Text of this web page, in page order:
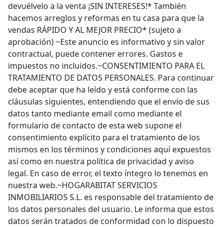
devuélvelo a la venta ¡SIN INTERESES!* También
hacemos arreglos y reformas en tu casa para que la
vendas RÁPIDO Y AL MEJOR PRECIO* (sujeto a
aprobación) ~Este anuncio es informativo y sin valor
contractual, puede contener errores. Gastos e
impuestos no incluidos.~CONSENTIMIENTO PARA EL
TRATAMIENTO DE DATOS PERSONALES. Para continuar
debe aceptar que ha leído y está conforme con las
cláusulas siguientes, entendiendo que el envío de sus
datos tanto mediante email como mediante el
formulario de contacto de esta web supone el
consentimiento explícito para el tratamiento de los
mismos en los términos y condiciones aquí expuestos
así como en nuestra política de privacidad y aviso
legal. En caso de error, el texto íntegro lo tenemos en
nuestra web.~HOGARABITAT SERVICIOS
INMOBILIARIOS S.L. es responsable del tratamiento de
los datos personales del usuario. Le informa que estos
datos serán tratados de conformidad con lo dispuesto